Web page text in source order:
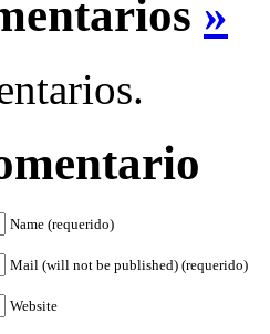
»
Name (requerido)
Mail (will not be published) (requerido)
Website